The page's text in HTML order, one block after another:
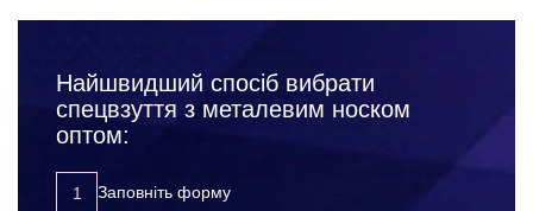
захищаєте своїх працівників від нещасних випадків,
травм та інших неприємних ситуацій на робочому місці;
підвищуєте лояльність до компанії з боку співробітників;
розвиваєте корпоративну культуру;
Найшвидший спосіб вибрати
спецвзуття з металевим носком
оптом:
Заповніть форму